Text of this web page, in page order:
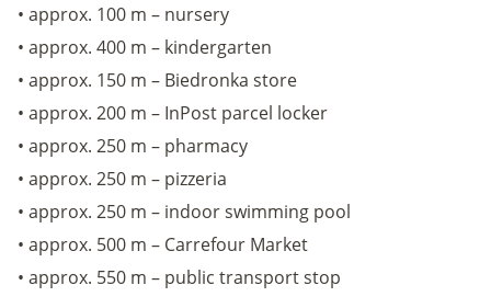
• approx. 100 m – nursery
• approx. 400 m – kindergarten
• approx. 150 m – Biedronka store
• approx. 200 m – InPost parcel locker
• approx. 250 m – pharmacy
• approx. 250 m – pizzeria
• approx. 250 m – indoor swimming pool
• approx. 500 m – Carrefour Market
• approx. 550 m – public transport stop